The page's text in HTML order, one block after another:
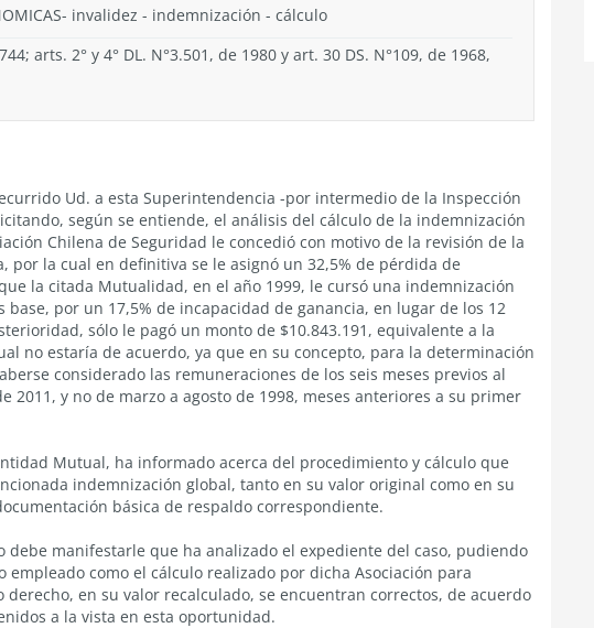
invalidez - indemnización - cálculo
arts. 2° y 4° DL. N°3.501, de 1980 y art. 30 DS. N°109, de 1968,
Ud. a esta Superintendencia -por intermedio de la Inspección
según se entiende, el análisis del cálculo de la indemnización
Chilena de Seguridad le concedió con motivo de la revisión de la
la cual en definitiva se le asignó un 32,5% de pérdida de
la citada Mutualidad, en el año 1999, le cursó una indemnización
base, por un 17,5% de incapacidad de ganancia, en lugar de los 12
sólo le pagó un monto de $10.843.191, equivalente a la
no estaría de acuerdo, ya que en su concepto, para la determinación
considerado las remuneraciones de los seis meses previos al
2011, y no de marzo a agosto de 1998, meses anteriores a su primer
Mutual, ha informado acerca del procedimiento y cálculo que
indemnización global, tanto en su valor original como en su
básica de respaldo correspondiente.
debe manifestarle que ha analizado el expediente del caso, pudiendo
como el cálculo realizado por dicha Asociación para
en su valor recalculado, se encuentran correctos, de acuerdo
a la vista en esta oportunidad.